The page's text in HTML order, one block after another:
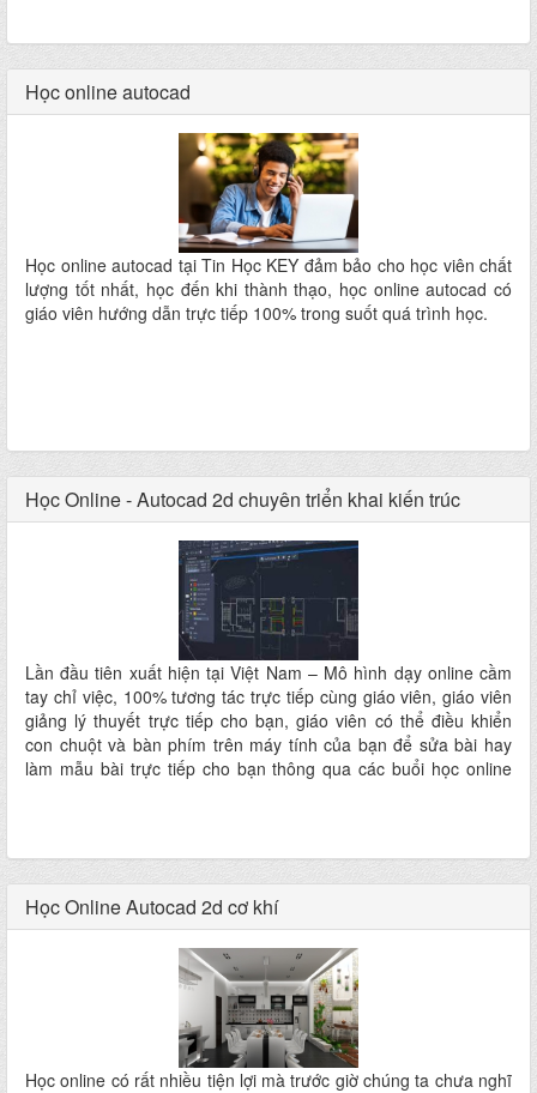
bản vẽ một cách nhanh chóng và chính xác nhất. - Kết thúc
khóa học HV có thể vẽ được bộ Hồ sơ xin giấy phép xây dựng
(Bao gồm các mặt bằng, mặt đứng và mặt cắt) của một công
trình nhà phố.
Học online autocad
Học online autocad tại Tin Học KEY đảm bảo cho học viên chất
lượng tốt nhất, học đến khi thành thạo, học online autocad có
giáo viên hướng dẫn trực tiếp 100% trong suốt quá trình học.
Học Online - Autocad 2d chuyên triển khai kiến trúc
Lần đầu tiên xuất hiện tại Việt Nam – Mô hình dạy online cầm
tay chỉ việc, 100% tương tác trực tiếp cùng giáo viên, giáo viên
giảng lý thuyết trực tiếp cho bạn, giáo viên có thể điều khiển
con chuột và bàn phím trên máy tính của bạn để sửa bài hay
làm mẫu bài trực tiếp cho bạn thông qua các buổi học online
Học Online Autocad 2d cơ khí
Học online có rất nhiều tiện lợi mà trước giờ chúng ta chưa nghĩ